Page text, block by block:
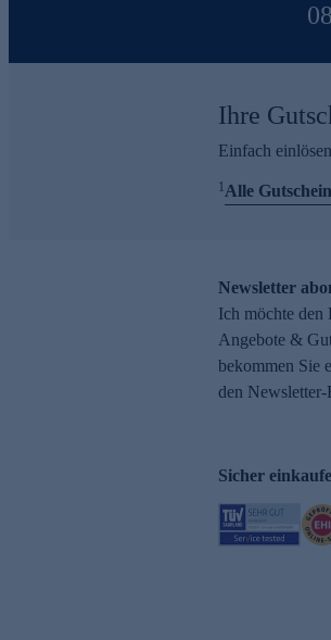
Ihre
Einfach
1Alle
Newsletter
Ich möchte den
Angebote &
bekommen Sie
den
Sicher